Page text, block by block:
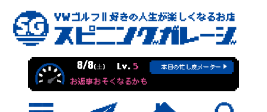
8/8(土) Lv. 5 本日の忙し度メーター
お返事おそくなるかも